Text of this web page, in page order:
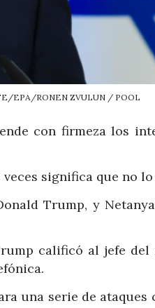
EPA/RONEN ZVULUN / POOL
con firmeza los
significa que no lo
Trump, y
calificó al jefe
una serie de